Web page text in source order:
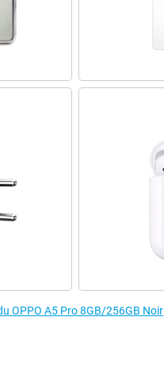
OPPO A5 Pro 8GB/256GB Noir